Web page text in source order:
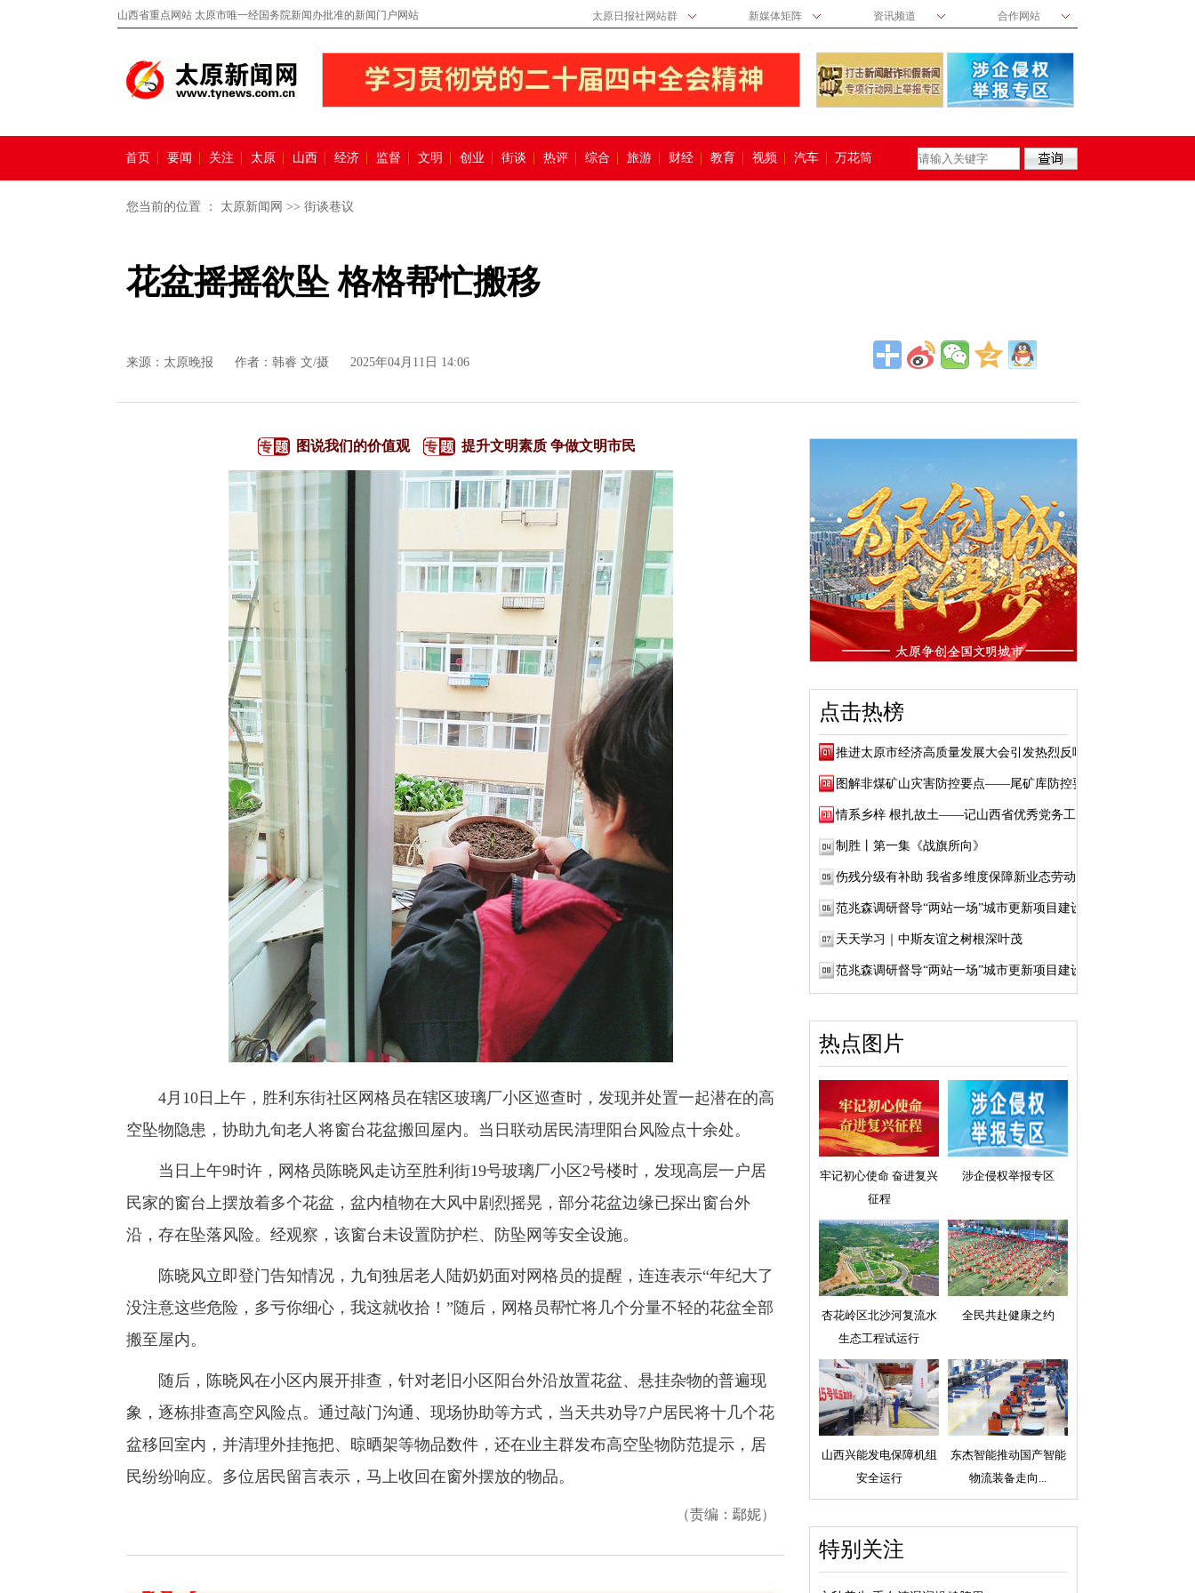
山西省重点网站 太原市唯一经国务院新闻办批准的新闻门户网站 太原日报社网站群 新媒体矩阵 资讯频道 合作网站
首页 要闻 关注 太原 山西 经济 监督 文明 创业 街谈 热评 综合 旅游 财经 教育 视频 汽车 万花筒
您当前的位置 ： 太原新闻网 >> 街谈巷议
花盆摇摇欲坠 格格帮忙搬移
来源： 太原晚报 作者：韩睿 文/摄 2025年04月11日 14:06
图说我们的价值观 提升文明素质 争做文明市民
4月10日上午，胜利东街社区网格员在辖区玻璃厂小区巡查时，发现并处置一起潜在的高
空坠物隐患，协助九旬老人将窗台花盆搬回屋内。当日联动居民清理阳台风险点十余处。
当日上午9时许，网格员陈晓风走访至胜利街19号玻璃厂小区2号楼时，发现高层一户居
民家的窗台上摆放着多个花盆，盆内植物在大风中剧烈摇晃，部分花盆边缘已探出窗台外
沿，存在坠落风险。经观察，该窗台未设置防护栏、防坠网等安全设施。
陈晓风立即登门告知情况，九旬独居老人陆奶奶面对网格员的提醒，连连表示“年纪大了
没注意这些危险，多亏你细心，我这就收拾！”随后，网格员帮忙将几个分量不轻的花盆全部
搬至屋内。
随后，陈晓风在小区内展开排查，针对老旧小区阳台外沿放置花盆、悬挂杂物的普遍现
象，逐栋排查高空风险点。通过敲门沟通、现场协助等方式，当天共劝导7户居民将十几个花
盆移回室内，并清理外挂拖把、晾晒架等物品数件，还在业主群发布高空坠物防范提示，居
民纷纷响应。多位居民留言表示，马上收回在窗外摆放的物品。
（责编：鄢妮）
点击热榜
推进太原市经济高质量发展大会引发热烈反响
图解非煤矿山灾害防控要点——尾矿库防控要点
情系乡梓 根扎故土——记山西省优秀党务工作...
制胜丨第一集《战旗所向》
伤残分级有补助 我省多维度保障新业态劳动者...
范兆森调研督导“两站一场”城市更新项目建设
天天学习｜中斯友谊之树根深叶茂
范兆森调研督导“两站一场”城市更新项目建设
热点图片
牢记初心使命 奋进复兴
征程
涉企侵权举报专区
杏花岭区北沙河复流水
生态工程试运行
全民共赴健康之约
山西兴能发电保障机组
安全运行
东杰智能推动国产智能
物流装备走向...
特别关注